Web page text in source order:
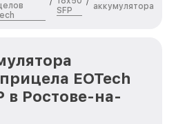
SFP
аккумулятора
EOTech
в Ростове-на-